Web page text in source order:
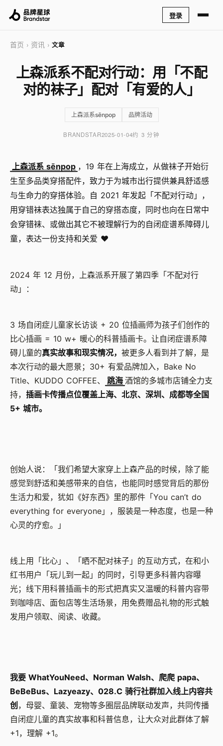
登录
首页 › 资讯 › 文章
上森派系不配对行动：用「不配
对的袜子」配对「有爱的人」
上森派系sēnpop 品牌活动
BRANDSTAR2025-01-04约 3 分钟
上森派系 sēnpop ，19 年在上海成立，从做袜子开始衍
生至多品类穿搭配件，致力于为城市出行提供兼具舒适感
与生命力的穿搭体验。自 2021 年发起「不配对行动」，
用穿错袜表达独属于自己的穿搭态度，同时也向在日常中
会穿错袜、或做出其它不被理解行为的自闭症谱系障碍儿
童，表达一份支持和关爱 ❤️
2024 年 12 月份，上森派系开展了第四季「不配对行
动」：
3 场自闭症儿童家长访谈 + 20 位插画师为孩子们创作的
比心插画 = 10 w+ 暖心的科普插画卡。让自闭症谱系障
碍儿童的真实故事和现实情况， 被更多人看到并了解，是
本次行动的最大愿景；30+ 有爱品牌加入，Bake No
Title、KUDDO COFFEE、
跳海 酒馆的多城市店铺全力支
持， 插画卡传播点位覆盖上海、北京、深圳、成都等全国
5+ 城市。
创始人说：「我们希望大家穿上上森产品的时候，除了能
感觉到舒适和美感带来的自信，也能同时感觉背后的那份
生活力和爱，犹如《好东西》里的那件 「You can’t do
everything for everyone 」 ，服装是一种态度，也是一种
心灵的疗愈。」
线上用「比心」、「晒不配对袜子」的互动方式，在和小
红书用户「玩儿到一起」的同时，引导更多科普内容曝
光；线下用科普插画卡的形式把真实又温暖的科普内容带
到咖啡店、面包店等生活场景，用免费赠品礼物的形式触
发用户领取、阅读、收藏。
我要 WhatYouNeed、Norman Walsh、爬爬 papa、
BeBeBus、Lazyeazy、028.C 骑行社群加入线上内容共
创 ，母婴、童装、宠物等多圈层品牌联动发声，共同传播
自闭症儿童的真实故事和科普信息，让大众对此群体了解
+1，理解 +1。